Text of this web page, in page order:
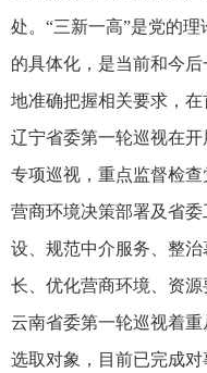
处。“三新一高”是党的
的具体化，是当前和今
地准确把握相关要求，
辽宁省委第一轮巡视在
专项巡视，重点监督检
营商环境决策部署及省
设、规范中介服务、整
长、优化营商环境、资
云南省委第一轮巡视着
选取对象，目前已完成